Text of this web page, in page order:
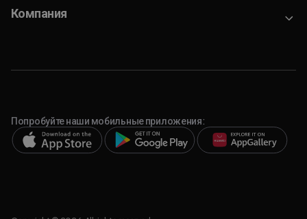
Компания
Попробуйте наши мобильные приложения: